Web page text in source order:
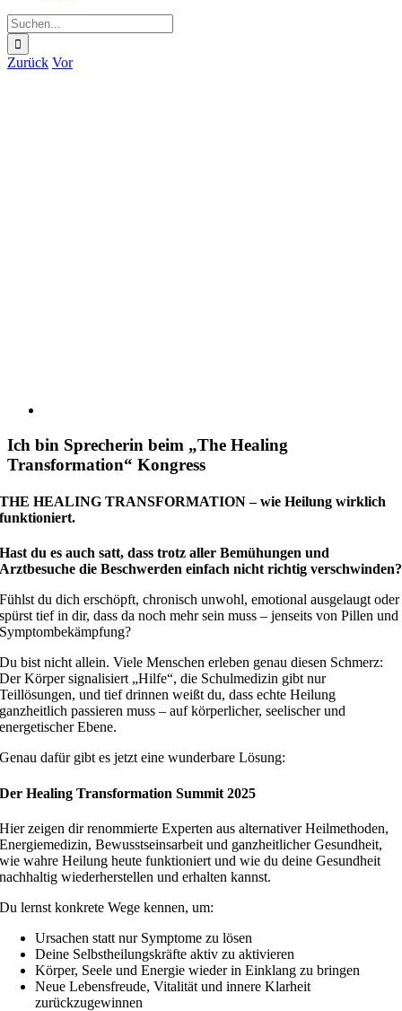
Suche
nach:
Zurück Vor
Ich bin Sprecherin beim „The Healing
Transformation“ Kongress
THE HEALING TRANSFORMATION – wie Heilung wirklich
funktioniert.
Hast du es auch satt, dass trotz aller Bemühungen und
Arztbesuche die Beschwerden einfach nicht richtig verschwinden?
Fühlst du dich erschöpft, chronisch unwohl, emotional ausgelaugt oder
spürst tief in dir, dass da noch mehr sein muss – jenseits von Pillen und
Symptombekämpfung?
Du bist nicht allein. Viele Menschen erleben genau diesen Schmerz:
Der Körper signalisiert „Hilfe“, die Schulmedizin gibt nur
Teillösungen, und tief drinnen weißt du, dass echte Heilung
ganzheitlich passieren muss – auf körperlicher, seelischer und
energetischer Ebene.
Genau dafür gibt es jetzt eine wunderbare Lösung:
Der Healing Transformation Summit 2025
Hier zeigen dir renommierte Experten aus alternativer Heilmethoden,
Energiemedizin, Bewusstseinsarbeit und ganzheitlicher Gesundheit,
wie wahre Heilung heute funktioniert und wie du deine Gesundheit
nachhaltig wiederherstellen und erhalten kannst.
Du lernst konkrete Wege kennen, um:
Ursachen statt nur Symptome zu lösen
Deine Selbstheilungskräfte aktiv zu aktivieren
Körper, Seele und Energie wieder in Einklang zu bringen
Neue Lebensfreude, Vitalität und innere Klarheit
zurückzugewinnen